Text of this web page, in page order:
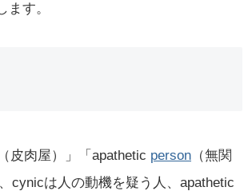
す。
皮肉屋）」「apathetic person （無関
cynicは人の動機を疑う人、apathetic